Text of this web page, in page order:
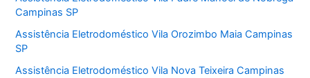
Campinas SP
Assistência Eletrodoméstico Vila Orozimbo Maia Campinas
SP
Assistência Eletrodoméstico Vila Nova Teixeira Campinas